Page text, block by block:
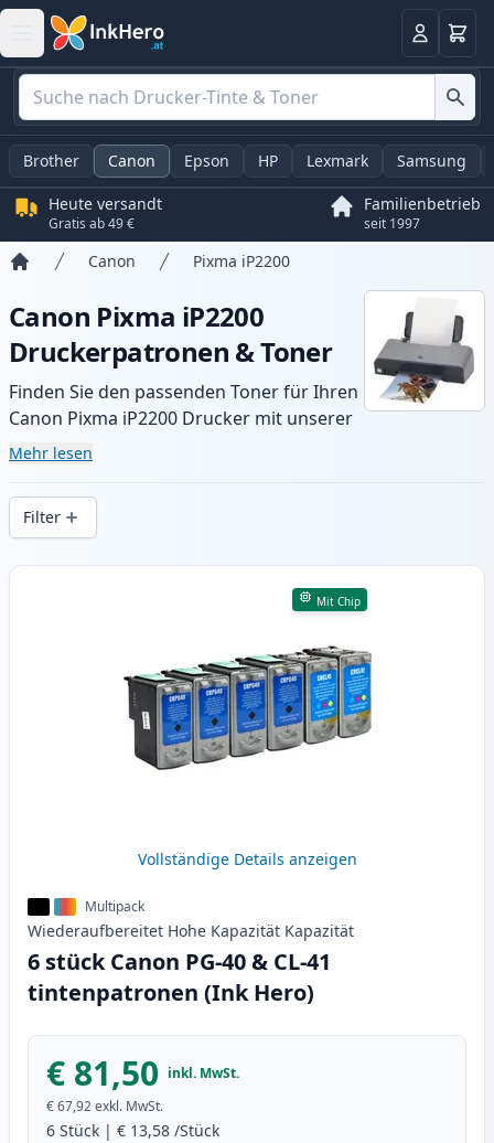
Anmelden
Brother Canon Epson HP Lexmark Samsung
Heute versandt
Gratis ab 49 €
Familienbetrieb
seit 1997
Canon Pixma iP2200
Canon Pixma iP2200
Druckerpatronen & Toner
Finden Sie den passenden Toner für Ihren
Canon Pixma iP2200 Drucker mit unserer
Auswahl an kompatiblen und XL-Patronen.
Druckqualität und schnellem Versand aus
lokalem Lager in .
Mehr lesen
Filter
Produkte
Mit Chip
Vollständige Details anzeigen
Multipack
Wiederaufbereitet Hohe Kapazität Kapazität
6 stück Canon PG-40 & CL-41
tintenpatronen (Ink Hero)
€ 81,50 inkl. MwSt.
€ 67,92exkl. MwSt.
6 Stück | € 13,58 /Stück